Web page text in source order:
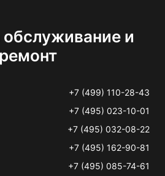
обслуживание и
ремонт
+7 (499) 110-28-43
+7 (495) 023-10-01
+7 (495) 032-08-22
+7 (495) 162-90-81
+7 (495) 085-74-61